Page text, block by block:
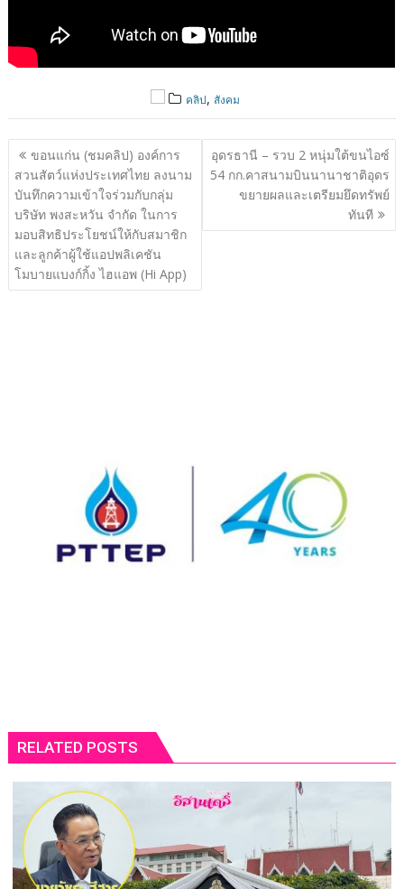
คลิป, สังคม
แนะแนว
เรื่อง
ขอนแก่น (ชมคลิป) องค์การ
สวนสัตว์แห่งประเทศไทย ลงนาม
บันทึกความเข้าใจร่วมกับกลุ่ม
บริษัท พงสะหวัน จำกัด ในการ
มอบสิทธิประโยชน์ให้กับสมาชิก
และลูกค้าผู้ใช้แอปพลิเคชัน
โมบายแบงก์กิ้ง ไฮแอพ (Hi App)
อุดรธานี – รวบ 2 หนุ่มใต้ขนไอซ์
54 กก.คาสนามบินนานาชาติอุดร
ขยายผลและเตรียมยึดทรัพย์
ทันที
RELATED POSTS